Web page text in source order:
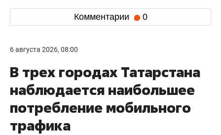
Комментарии 0
6 августа 2026, 08:00
В трех городах Татарстана
наблюдается наибольшее
потребление мобильного
трафика